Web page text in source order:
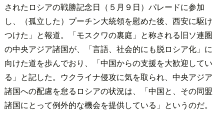
されたロシアの戦勝記念日（５月９日）パレードに参加
し、（孤立した）プーチン大統領を慰めた後、西安に駆け
つけた」と報道。「モスクワの裏庭」と称される旧ソ連圏
の中央アジア諸国が、「言語、社会的にも脱ロシア化」に
向けた道を歩んでおり、「中国からの支援を大歓迎してい
る」と記した。ウクライナ侵攻に気を取られ、中央アジア
諸国への配慮を怠るロシアの状況は、「中国と、その同盟
諸国にとって例外的な機会を提供している」というのだ。